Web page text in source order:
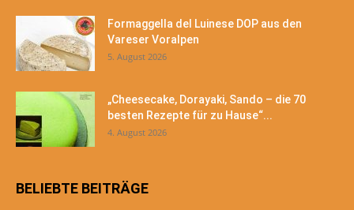
Formaggella del Luinese DOP aus den
Vareser Voralpen
5. August 2026
„Cheesecake, Dorayaki, Sando – die 70
besten Rezepte für zu Hause“...
4. August 2026
BELIEBTE BEITRÄGE